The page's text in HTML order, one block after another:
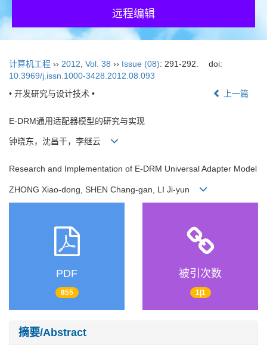
远程编辑
计算机工程 ›› 2012 Vol. 38 ›› Issue (08): 291-292.
doi:
10.3969/j.issn.1000-3428.2012.08.093
• 开发研究与设计技术 •
上一篇
E-DRM通用适配器模型的研究与实现
钟晓东，沈昌干，李继云
Research and Implementation of E-DRM Universal Adapter Model
ZHONG Xiao-dong, SHEN Chang-gan, LI Ji-yun
PDF
855
被引次数
1|1
摘要/Abstract